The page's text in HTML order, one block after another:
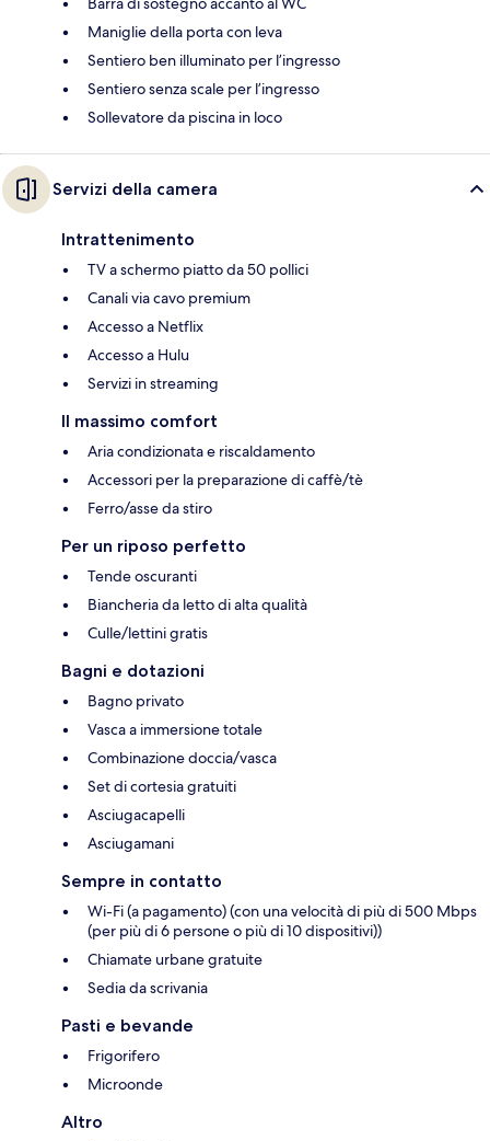
Maniglie della porta con leva
Sentiero ben illuminato per l’ingresso
Sentiero senza scale per l’ingresso
Sollevatore da piscina in loco
Servizi della camera
Intrattenimento
TV a schermo piatto da 50 pollici
Canali via cavo premium
Accesso a Netflix
Accesso a Hulu
Servizi in streaming
Il massimo comfort
Aria condizionata e riscaldamento
Accessori per la preparazione di caffè/tè
Ferro/asse da stiro
Per un riposo perfetto
Tende oscuranti
Biancheria da letto di alta qualità
Culle/lettini gratis
Bagni e dotazioni
Bagno privato
Vasca a immersione totale
Combinazione doccia/vasca
Set di cortesia gratuiti
Asciugacapelli
Asciugamani
Sempre in contatto
Wi-Fi (a pagamento) (con una velocità di più di 500 Mbps
(per più di 6 persone o più di 10 dispositivi))
Chiamate urbane gratuite
Sedia da scrivania
Pasti e bevande
Frigorifero
Microonde
Altro